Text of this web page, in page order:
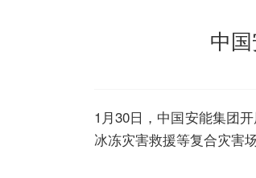
中
1月30日，中国安能集团
冰冻灾害救援等复合灾害